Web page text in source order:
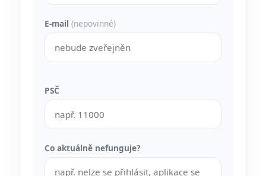
E-mail (nepovinné)
PSČ
Co aktuálně nefunguje?